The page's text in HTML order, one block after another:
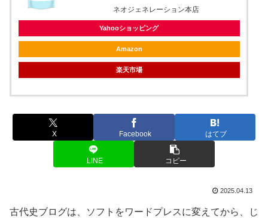
ネオジェネレーション本店
Yahooショッピング
Amazon
楽天市場
X Facebook はてブ
LINE コピー
2025.04.13
古代史ブログは、ソフトをワードプレスに変えてから、じ